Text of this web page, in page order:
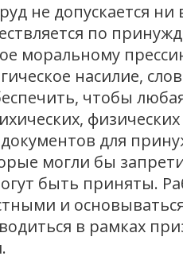
не допускается
по
моральному
насилие,
чтобы
для
могли бы
быть приняты.
и
в рамках